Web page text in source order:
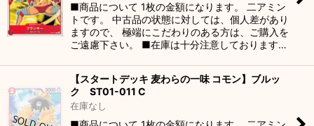
■商品について 1枚の金額になります。 二アミン
トです。 中古品の状態に対しては、個人差があり
ますので、 極端にこだわりのある方は、ご購入を
ご遠慮下さい。 ■在庫は十分注意しております…
【スタートデッキ 麦わらの一味 コモン】ブルッ
ク ST01-011 C
在庫なし